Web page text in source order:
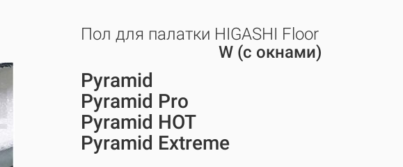
Пол для палатки HIGASHI Floor
W (с окнами)
Pyramid
Pyramid Pro
Pyramid HOT
Pyramid Extreme